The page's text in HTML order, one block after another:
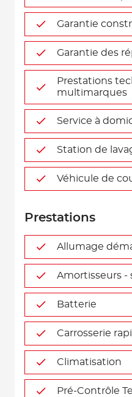
Garantie
Garantie des
Prestations
multimarques
Service à
Station de
Véhicule de
Prestations
Allumage
Amortisseurs -
Batterie
Carrosserie
Climatisation
Pré-Contrôle